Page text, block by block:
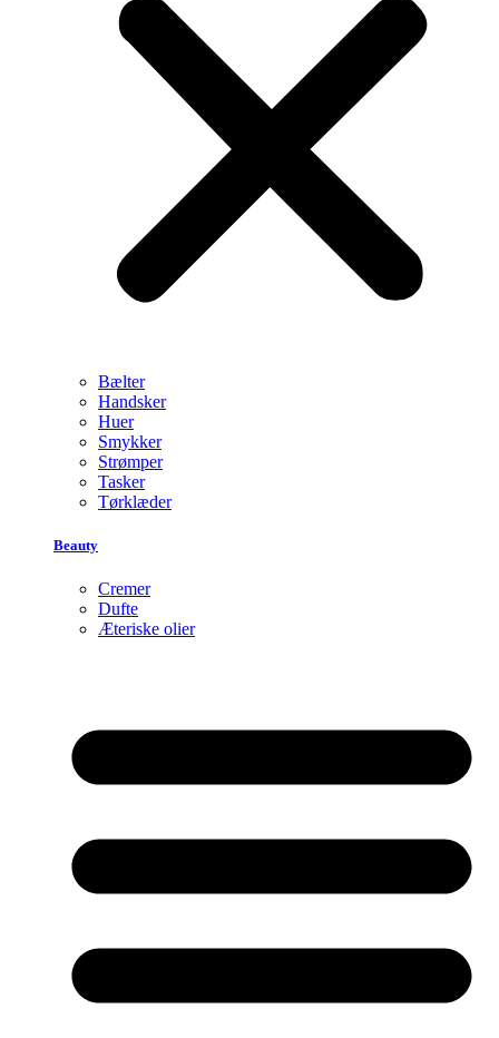
Bælter
Handsker
Huer
Smykker
Strømper
Tasker
Tørklæder
Beauty
Cremer
Dufte
Æteriske olier